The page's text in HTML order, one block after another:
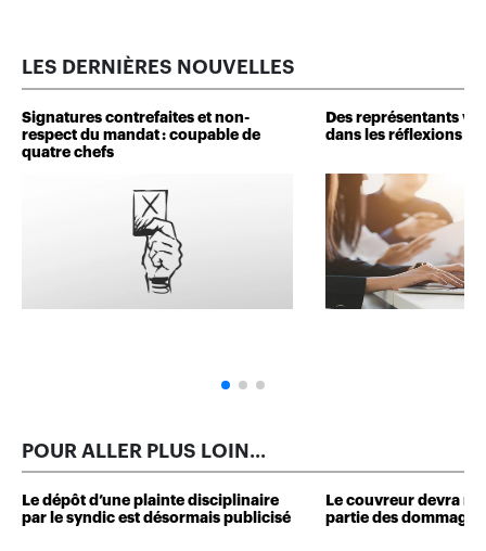
LES DERNIÈRES NOUVELLES
Signatures contrefaites et non-
respect du mandat : coupable de
quatre chefs
Des représentants
dans les réflexions de
POUR ALLER PLUS LOIN...
Le dépôt d’une plainte disciplinaire
par le syndic est désormais publicisé
Le couvreur devra
partie des dommages